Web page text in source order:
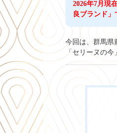
2026年7月現
良ブランド」
今回は、群馬県
「セリーヌの